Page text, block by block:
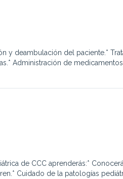
y deambulación del paciente.*
Administración de
de CCC aprenderás:*
Cuidado de la patologías